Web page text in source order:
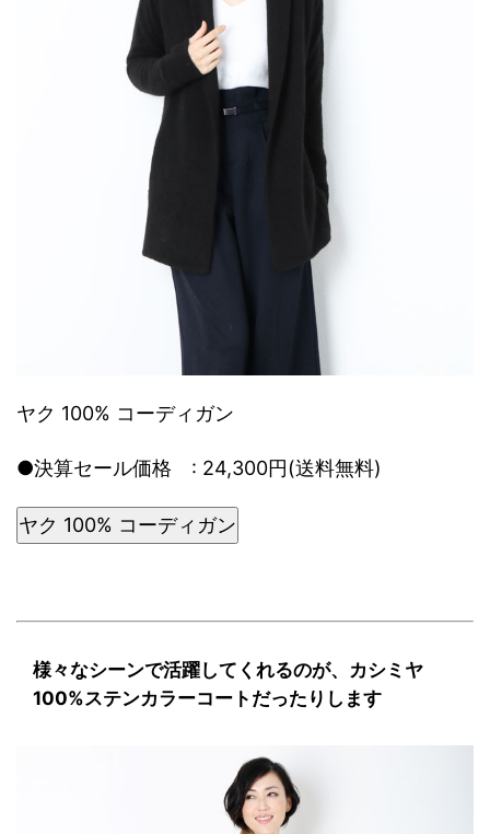
ヤク 100% コーディガン
●決算セール価格 : 24,300円(送料無料)
ヤク 100% コーディガン
様々なシーンで活躍してくれるのが、カシミヤ
100%ステンカラーコートだったりします